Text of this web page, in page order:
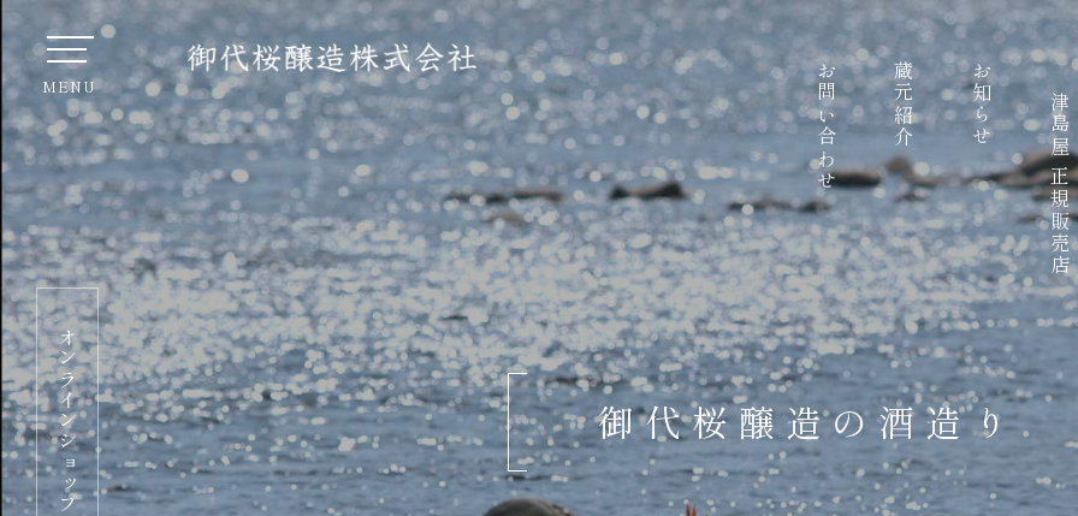
津島屋 正規販売店
お知らせ
蔵元紹介
お問い合わせ
御代桜醸造の酒造り
オンラインショップ